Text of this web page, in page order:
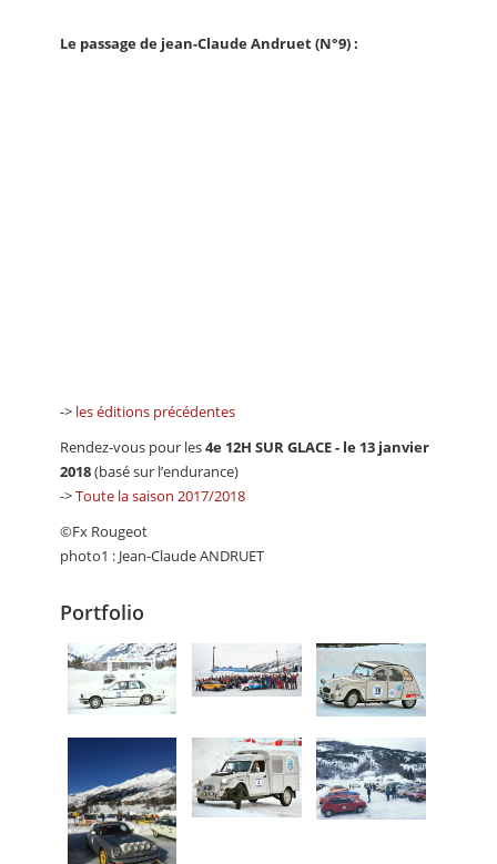
Le passage de jean-Claude Andruet (N°9) :
-> les éditions précédentes
Rendez-vous pour les4e 12H SUR GLACE - le 13 janvier
2018(basé sur l’endurance)
->Toute la saison 2017/2018
©Fx Rougeot
photo1 : Jean-Claude ANDRUET
Portfolio